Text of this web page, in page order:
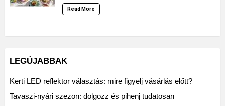
Read More
LEGÚJABBAK
Kerti LED reflektor választás: mire figyelj vásárlás előtt?
Tavaszi-nyári szezon: dolgozz és pihenj tudatosan